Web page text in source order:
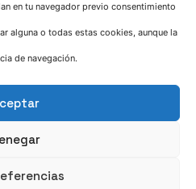
en tu navegador previo consentimiento
alguna o todas estas cookies, aunque la
de navegación.